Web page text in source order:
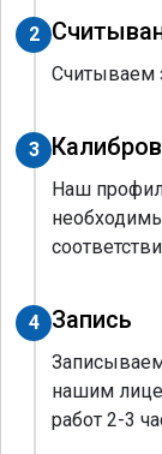
2
Считываем
3
Наш
4 Запись
нашим
работ 2-3